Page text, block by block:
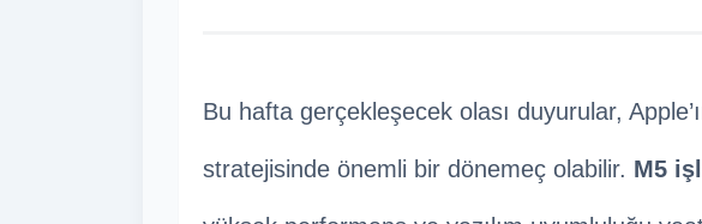
Bu hafta gerçekleşecek olası duyurular,
stratejisinde önemli bir dönemeç olabilir. M5